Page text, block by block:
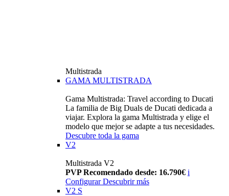
Multistrada
GAMA MULTISTRADA
Gama Multistrada: Travel according to Ducati
La familia de Big Duals de Ducati dedicada a
viajar. Explora la gama Multistrada y elige el
modelo que mejor se adapte a tus necesidades.
Descubre toda la gama
V2
Multistrada V2
PVP Recomendado desde: 16.790€ i
Configurar Descubrir más
V2 S